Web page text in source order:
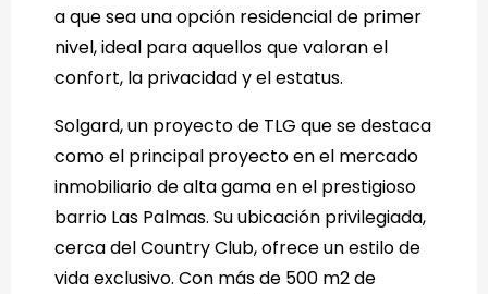
a que sea una opción residencial de primer
nivel, ideal para aquellos que valoran el
confort, la privacidad y el estatus.
Solgard, un proyecto de TLG que se destaca
como el principal proyecto en el mercado
inmobiliario de alta gama en el prestigioso
barrio Las Palmas. Su ubicación privilegiada,
cerca del Country Club, ofrece un estilo de
vida exclusivo. Con más de 500 m2 de